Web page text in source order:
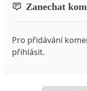
Zanechat
Pro přidávání
přihlásit.